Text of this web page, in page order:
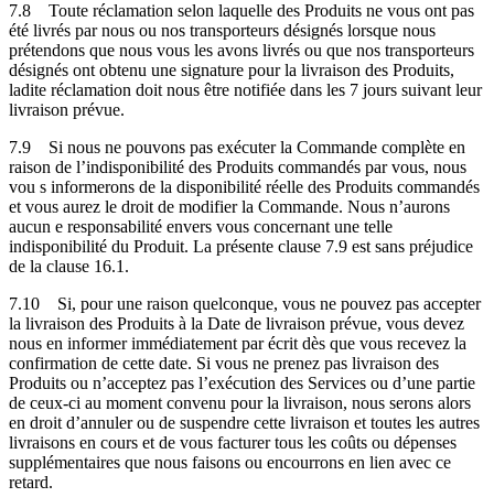
7.8
Toute réclamation selon laquelle des Produits ne vous ont pas
été livrés par nous ou nos transporteurs désignés lorsque nous
prétendons que nous vous les avons livrés ou que nos transporteurs
désignés ont obtenu une signature pour la livraison des Produits,
ladite réclamation doit nous être notifiée dans les 7 jours suivant leur
livraison prévue.
7.9
Si nous ne pouvons pas exécuter la Commande complète en
raison de l’indisponibilité des Produits commandés par vous, nous
vou s informerons de la disponibilité réelle des Produits commandés
et vous aurez le droit de modifier la Commande. Nous n’aurons
aucun e responsabilité envers vous concernant une telle
indisponibilité du Produit. La présente clause 7.9 est sans préjudice
de la clause 16.1.
7.10
Si, pour une raison quelconque, vous ne pouvez pas accepter
la livraison des Produits à la Date de livraison prévue, vous devez
nous en informer immédiatement par écrit dès que vous recevez la
confirmation de cette date. Si vous ne prenez pas livraison des
Produits ou n’acceptez pas l’exécution des Services ou d’une partie
de ceux-ci au moment convenu pour la livraison, nous serons alors
en droit d’annuler ou de suspendre cette livraison et toutes les autres
livraisons en cours et de vous facturer tous les coûts ou dépenses
supplémentaires que nous faisons ou encourrons en lien avec ce
retard.